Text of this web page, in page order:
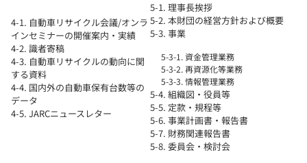
4-1. 自動車リサイクル会議/オンラ
インセミナーの開催案内・実績
4-2. 識者寄稿
4-3. 自動車リサイクルの動向に関
する資料
4-4. 国内外の自動車保有台数等の
データ
4-5. JARCニュースレター
5-1. 理事長挨拶
5-2. 本財団の経営方針および概要
5-3. 事業
5-3-1. 資金管理業務
5-3-2. 再資源化等業務
5-3-3. 情報管理業務
5-4. 組織図・役員等
5-5. 定款・規程等
5-6. 事業計画書・報告書
5-7. 財務関連報告書
5-8. 委員会・検討会